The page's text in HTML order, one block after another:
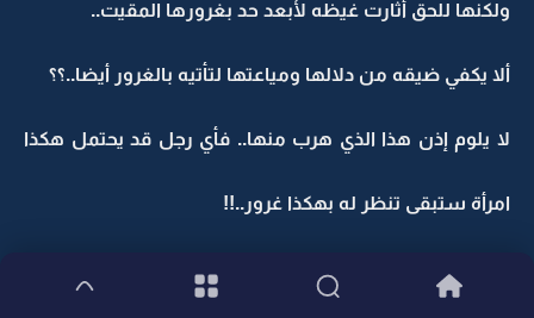
ولكنها للحق أثارت غيظه لأبعد حد بغرورها المقيت..
ألا يكفي ضيقه من دلالها ومياعتها لتأتيه بالغرور أيضا..؟؟
لا يلوم إذن هذا الذي هرب منها.. فأي رجل قد يحتمل هكذا
امرأة ستبقى تنظر له بهكذا غرور..!!